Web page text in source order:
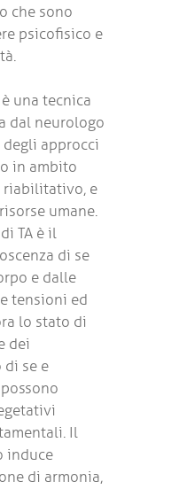
che sono
psicofisico e
è una tecnica
dal neurologo
degli approcci
in ambito
riabilitativo, e
umane.
TA è il
di se
e dalle
tensioni ed
lo stato di
dei
di se e
Il
induce
di armonia,